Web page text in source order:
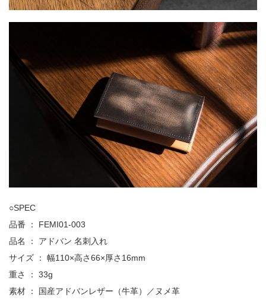
○SPEC
品番 ： FEMI01-003
品名 ： アドバン 名刺入れ
サイズ ： 幅110×高さ66×厚さ16mm
重さ ： 33g
素材 ： 国産アドバンレザー（牛革）／ヌメ革